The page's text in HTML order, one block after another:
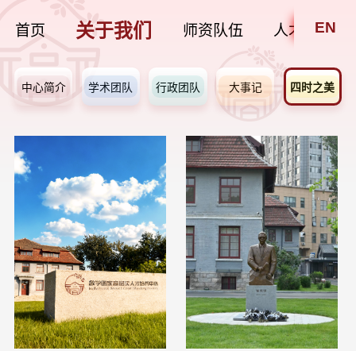
首页 关于我们 师资队伍 人才培养
EN
中心简介 学术团队 行政团队 大事记 四时之美